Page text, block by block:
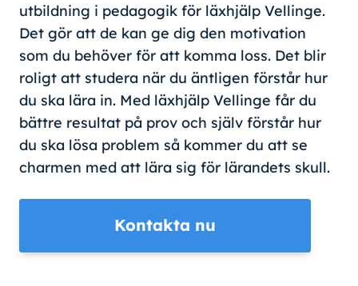
utbildning i pedagogik för läxhjälp Vellinge.
Det gör att de kan ge dig den motivation
som du behöver för att komma loss. Det blir
roligt att studera när du äntligen förstår hur
du ska lära in. Med läxhjälp Vellinge får du
bättre resultat på prov och själv förstår hur
du ska lösa problem så kommer du att se
charmen med att lära sig för lärandets skull.
Kontakta nu